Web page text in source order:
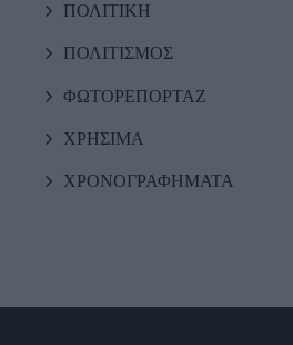
ΠΟΛΙΤΙΚΗ
ΠΟΛΙΤΙΣΜΟΣ
ΦΩΤΟΡΕΠΟΡΤΑΖ
ΧΡΗΣΙΜΑ
ΧΡΟΝΟΓΡΑΦΗΜΑΤΑ